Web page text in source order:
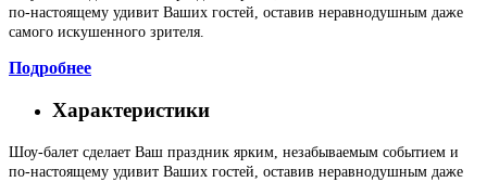
по-настоящему удивит Ваших гостей, оставив неравнодушным даже
самого искушенного зрителя.
Подробнее
Характеристики
Шоу-балет сделает Ваш праздник ярким, незабываемым событием и
по-настоящему удивит Ваших гостей, оставив неравнодушным даже